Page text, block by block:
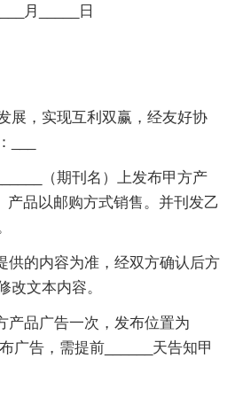
月_____日
展，实现互利双赢，经友好协
___
（期刊名）上发布甲方产
产品以邮购方式销售。并刊发乙
供的内容为准，经双方确认后方
改文本内容。
产品广告一次，发布位置为
广告，需提前______天告知甲